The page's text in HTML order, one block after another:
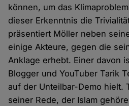
können, um das
dieser Erkenntnis die
präsentiert Möller neben
einige Akteure, gegen die
Anklage erhebt. Einer davon
Blogger und YouTuber Tarik
auf der Unteilbar-Demo hielt.
seiner Rede, der Islam